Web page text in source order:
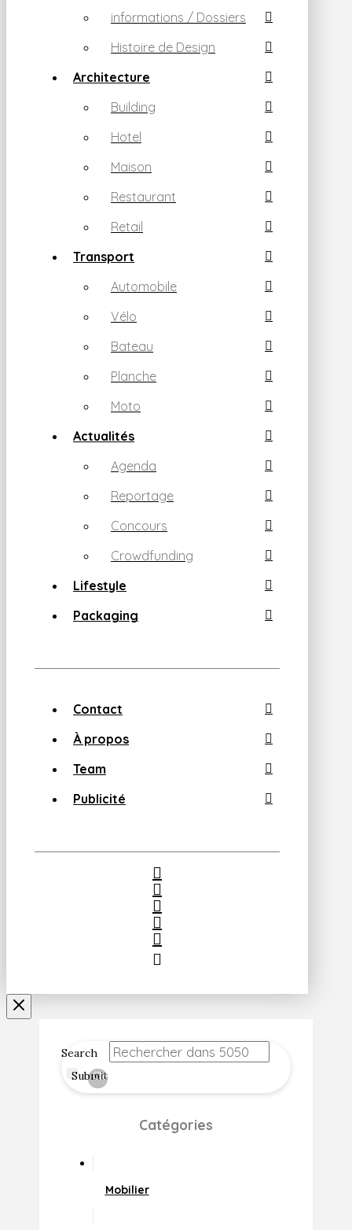
informations / Dossiers
Histoire de Design
Architecture
Building
Hotel
Maison
Restaurant
Retail
Transport
Automobile
Vélo
Bateau
Planche
Moto
Actualités
Agenda
Reportage
Concours
Crowdfunding
Lifestyle
Packaging
Contact
À propos
Team
Publicité
Search
Submit
Clear
Catégories
Mobilier